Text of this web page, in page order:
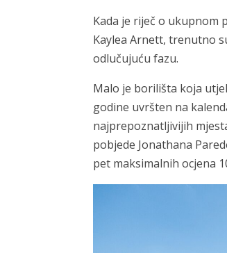
Kada je riječ o ukupnom
Kaylea Arnett, trenutno
odlučujuću fazu.
Malo je borilišta koja
godine uvršten na
najprepoznatljivijih
pobjede Jonathana
pet maksimalnih ocjena